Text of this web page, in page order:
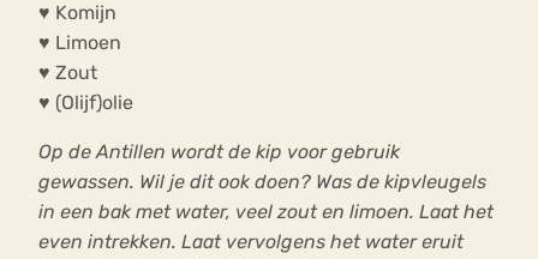
♥ Komijn
♥ Limoen
♥ Zout
♥ (Olijf)olie
Op de Antillen wordt de kip voor gebruik
gewassen. Wil je dit ook doen? Was de kipvleugels
in een bak met water, veel zout en limoen. Laat het
even intrekken. Laat vervolgens het water eruit